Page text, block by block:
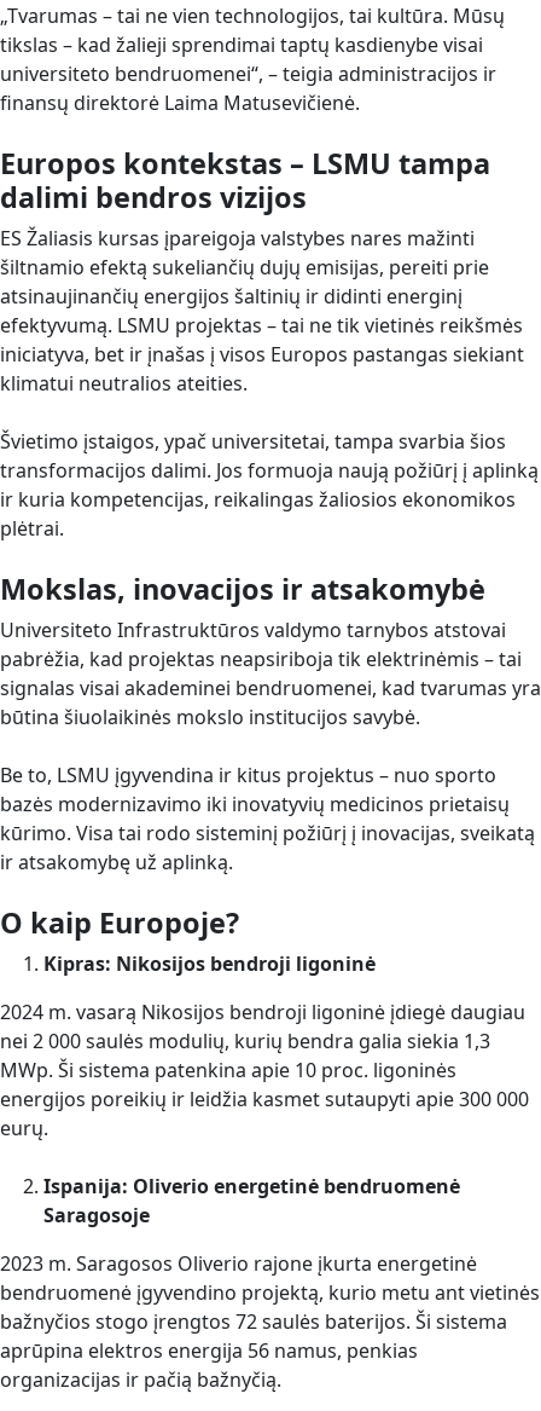
„Tvarumas – tai ne vien technologijos, tai kultūra. Mūsų
tikslas – kad žalieji sprendimai taptų kasdienybe visai
universiteto bendruomenei“, – teigia administracijos ir
finansų direktorė Laima Matusevičienė.
Europos kontekstas – LSMU tampa
dalimi bendros vizijos
ES Žaliasis kursas įpareigoja valstybes nares mažinti
šiltnamio efektą sukeliančių dujų emisijas, pereiti prie
atsinaujinančių energijos šaltinių ir didinti energinį
efektyvumą. LSMU projektas – tai ne tik vietinės reikšmės
iniciatyva, bet ir įnašas į visos Europos pastangas siekiant
klimatui neutralios ateities.
Švietimo įstaigos, ypač universitetai, tampa svarbia šios
transformacijos dalimi. Jos formuoja naują požiūrį į aplinką
ir kuria kompetencijas, reikalingas žaliosios ekonomikos
plėtrai.
Mokslas, inovacijos ir atsakomybė
Universiteto Infrastruktūros valdymo tarnybos atstovai
pabrėžia, kad projektas neapsiriboja tik elektrinėmis – tai
signalas visai akademinei bendruomenei, kad tvarumas yra
būtina šiuolaikinės mokslo institucijos savybė.
Be to, LSMU įgyvendina ir kitus projektus – nuo sporto
bazės modernizavimo iki inovatyvių medicinos prietaisų
kūrimo. Visa tai rodo sisteminį požiūrį į inovacijas, sveikatą
ir atsakomybę už aplinką.
O kaip Europoje?
Kipras: Nikosijos bendroji ligoninė
2024 m. vasarą Nikosijos bendroji ligoninė įdiegė daugiau
nei 2 000 saulės modulių, kurių bendra galia siekia 1,3
MWp. Ši sistema patenkina apie 10 proc. ligoninės
energijos poreikių ir leidžia kasmet sutaupyti apie 300 000
eurų.
Ispanija: Oliverio energetinė bendruomenė
Saragosoje
2023 m. Saragosos Oliverio rajone įkurta energetinė
bendruomenė įgyvendino projektą, kurio metu ant vietinės
bažnyčios stogo įrengtos 72 saulės baterijos. Ši sistema
aprūpina elektros energija 56 namus, penkias
organizacijas ir pačią bažnyčią.